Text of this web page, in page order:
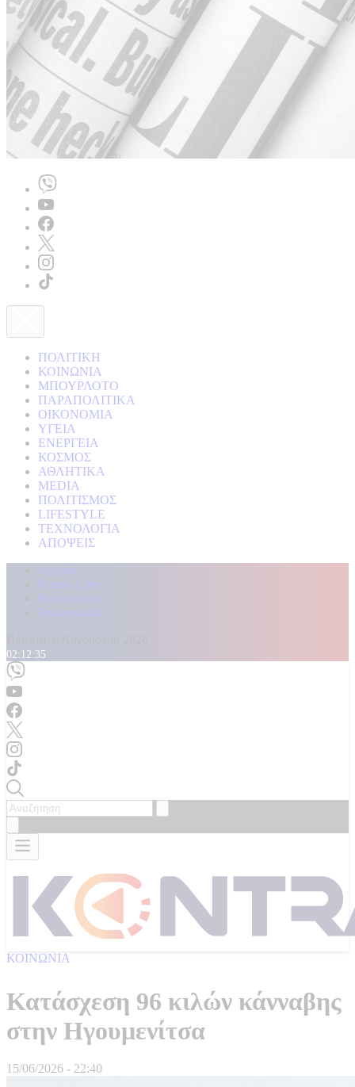
ΠΟΛΙΤΙΚΗ
ΚΟΙΝΩΝΙΑ
ΜΠΟΥΡΛΟΤΟ
ΠΑΡΑΠΟΛΙΤΙΚΑ
ΟΙΚΟΝΟΜΙΑ
ΥΓΕΙΑ
ΕΝΕΡΓΕΙΑ
ΚΟΣΜΟΣ
ΑΘΛΗΤΙΚΑ
MEDIA
ΠΟΛΙΤΙΣΜΟΣ
LIFESTYLE
ΤΕΧΝΟΛΟΓΙΑ
ΑΠΟΨΕΙΣ
Αρχική
Kontra Live
Καταγγελίες
Επικοινωνία
02:12:37
ΚΟΙΝΩΝΙΑ
Κατάσχεση 96 κιλών κάνναβης
στην Ηγουμενίτσα
15/06/2026 - 22:40